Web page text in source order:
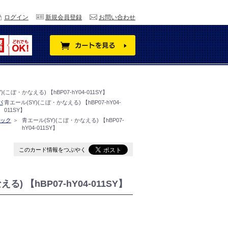
お問い合わせ
新規会員登録
ログイン
こぼ・かなえる) 【hBP07-hY04-011SY】
青エール(SY)(こぼ・かなえる) 【hBP07-hY04-
011SY】
ク
＞
青エール(SY)(こぼ・かなえる) 【hBP07-
hY04-011SY】
このカード情報をつぶやく
る) 【hBP07-hY04-011SY】